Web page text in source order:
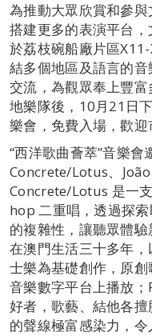
為推動大眾欣賞和參
搭建更多的表演平台
於荔枝碗船廠片區
結多個地區及語言的
交流，為觀眾奉上豐
地樂隊後，10月21日
樂會，免費入場，歡迎
“西洋歌曲薈萃”音樂會
Concrete/Lotus、João
Concrete/Lotus 是一
hop 二重唱，透過探
的複雜性，讓聽眾體
在澳門生活三十多年
士樂為基礎創作，原
音樂數字平台上播放
好者，歌藝、結他各
的聲線極富感染力，令